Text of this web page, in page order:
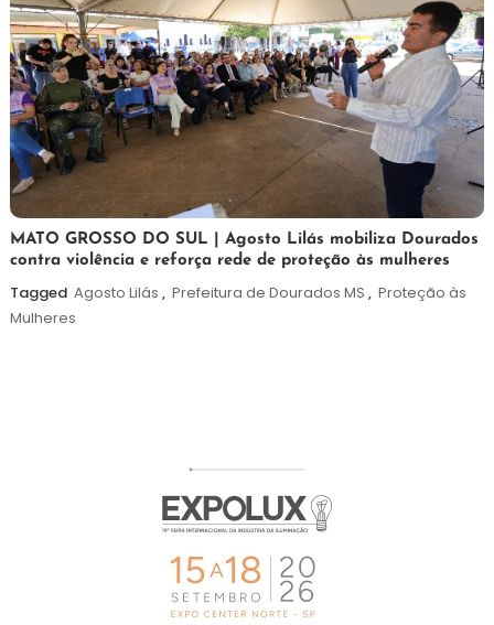
5
de
agosto
de
Maurilio
MATO GROSSO DO SUL | Agosto Lilás mobiliza Dourados
contra violência e reforça rede de proteção às mulheres
Tagged Agosto Lilás , Prefeitura de Dourados MS , Proteção às
Mulheres